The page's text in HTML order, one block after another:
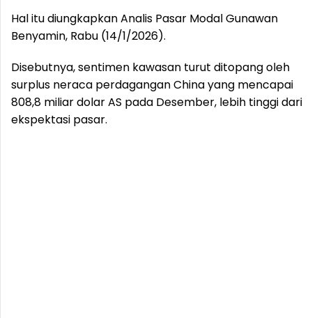
Hal itu diungkapkan Analis Pasar Modal Gunawan
Benyamin, Rabu (14/1/2026).
Disebutnya, sentimen kawasan turut ditopang oleh
surplus neraca perdagangan China yang mencapai
808,8 miliar dolar AS pada Desember, lebih tinggi dari
ekspektasi pasar.